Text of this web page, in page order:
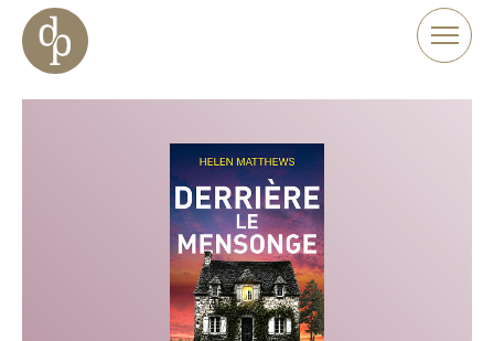
Aller au contenu principal
Aller à la navigation
Aller à la recherche sur le site web